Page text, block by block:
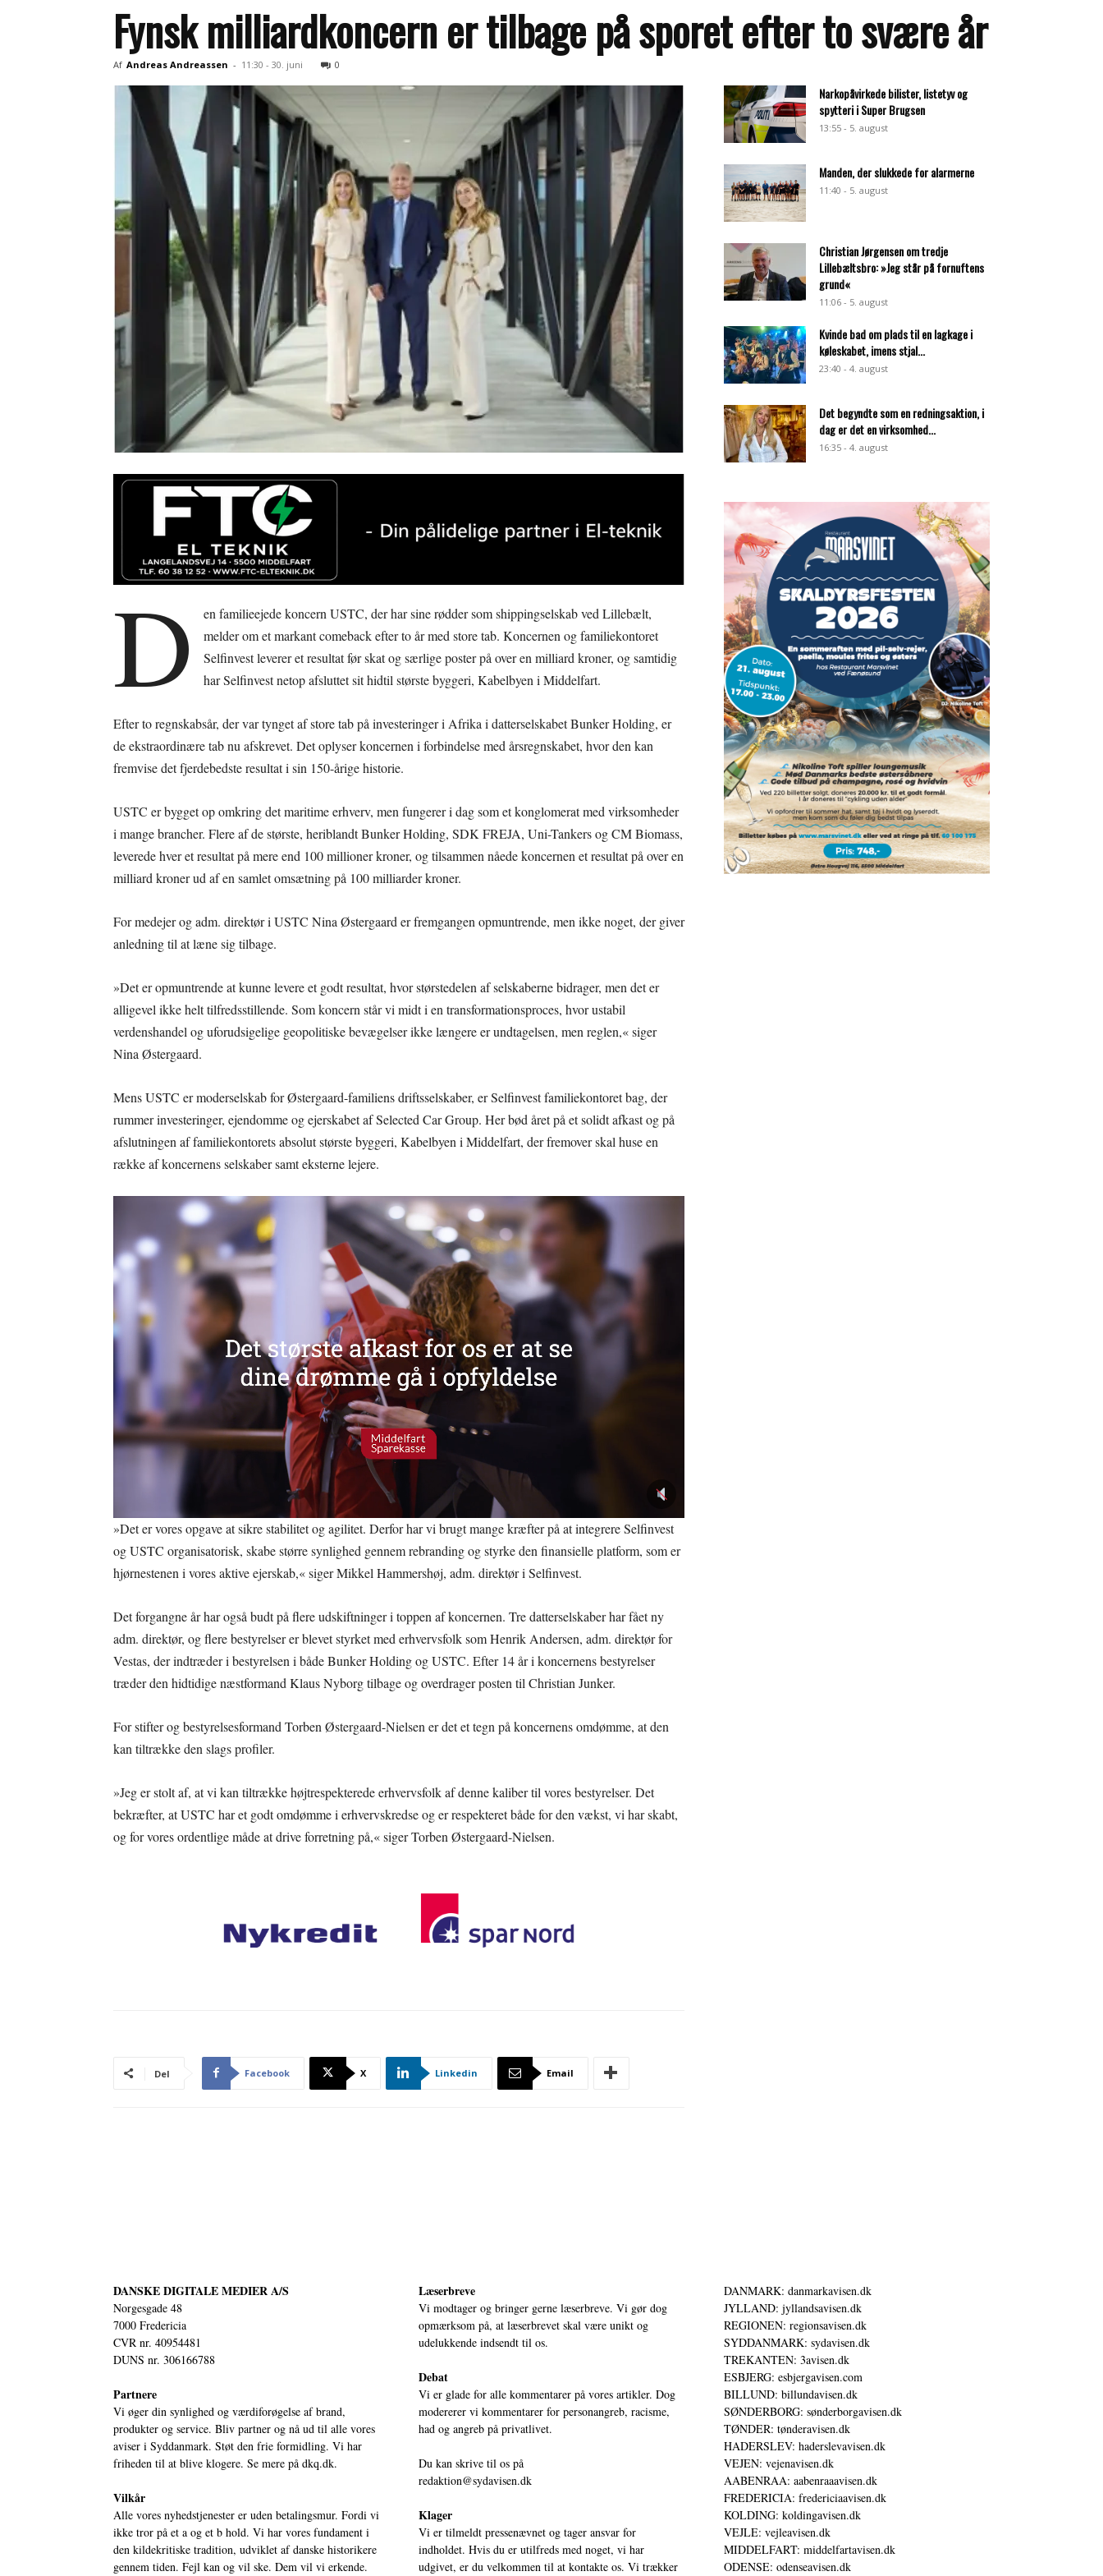
Fynsk milliardkoncern er tilbage på sporet efter to svære år
Af Andreas Andreassen - 11:30 - 30. juni 0
D
en familieejede koncern USTC, der har sine rødder som shippingselskab ved Lillebælt,
melder om et markant comeback efter to år med store tab. Koncernen og familiekontoret
Selfinvest leverer et resultat før skat og særlige poster på over en milliard kroner, og samtidig
har Selfinvest netop afsluttet sit hidtil største byggeri, Kabelbyen i Middelfart.
Efter to regnskabsår, der var tynget af store tab på investeringer i Afrika i datterselskabet Bunker Holding, er
de ekstraordinære tab nu afskrevet. Det oplyser koncernen i forbindelse med årsregnskabet, hvor den kan
fremvise det fjerdebedste resultat i sin 150-årige historie.
USTC er bygget op omkring det maritime erhverv, men fungerer i dag som et konglomerat med virksomheder
i mange brancher. Flere af de største, heriblandt Bunker Holding, SDK FREJA, Uni-Tankers og CM Biomass,
leverede hver et resultat på mere end 100 millioner kroner, og tilsammen nåede koncernen et resultat på over en
milliard kroner ud af en samlet omsætning på 100 milliarder kroner.
For medejer og adm. direktør i USTC Nina Østergaard er fremgangen opmuntrende, men ikke noget, der giver
anledning til at læne sig tilbage.
»Det er opmuntrende at kunne levere et godt resultat, hvor størstedelen af selskaberne bidrager, men det er
alligevel ikke helt tilfredsstillende. Som koncern står vi midt i en transformationsproces, hvor ustabil
verdenshandel og uforudsigelige geopolitiske bevægelser ikke længere er undtagelsen, men reglen,« siger
Nina Østergaard.
Mens USTC er moderselskab for Østergaard-familiens driftsselskaber, er Selfinvest familiekontoret bag, der
rummer investeringer, ejendomme og ejerskabet af Selected Car Group. Her bød året på et solidt afkast og på
afslutningen af familiekontorets absolut største byggeri, Kabelbyen i Middelfart, der fremover skal huse en
række af koncernens selskaber samt eksterne lejere.
»Det er vores opgave at sikre stabilitet og agilitet. Derfor har vi brugt mange kræfter på at integrere Selfinvest
og USTC organisatorisk, skabe større synlighed gennem rebranding og styrke den finansielle platform, som er
hjørnestenen i vores aktive ejerskab,« siger Mikkel Hammershøj, adm. direktør i Selfinvest.
Det forgangne år har også budt på flere udskiftninger i toppen af koncernen. Tre datterselskaber har fået ny
adm. direktør, og flere bestyrelser er blevet styrket med erhvervsfolk som Henrik Andersen, adm. direktør for
Vestas, der indtræder i bestyrelsen i både Bunker Holding og USTC. Efter 14 år i koncernens bestyrelser
træder den hidtidige næstformand Klaus Nyborg tilbage og overdrager posten til Christian Junker.
For stifter og bestyrelsesformand Torben Østergaard-Nielsen er det et tegn på koncernens omdømme, at den
kan tiltrække den slags profiler.
»Jeg er stolt af, at vi kan tiltrække højtrespekterede erhvervsfolk af denne kaliber til vores bestyrelser. Det
bekræfter, at USTC har et godt omdømme i erhvervskredse og er respekteret både for den vækst, vi har skabt,
og for vores ordentlige måde at drive forretning på,« siger Torben Østergaard-Nielsen.
Del Facebook X Linkedin Email
Narkopåvirkede bilister, listetyv og
spytteri i Super Brugsen
13:55 - 5. august
Manden, der slukkede for alarmerne
11:40 - 5. august
Christian Jørgensen om tredje
Lillebæltsbro: »Jeg står på fornuftens
grund«
11:06 - 5. august
Kvinde bad om plads til en lagkage i
køleskabet, imens stjal...
23:40 - 4. august
Det begyndte som en redningsaktion, i
dag er det en virksomhed...
16:35 - 4. august
DANSKE DIGITALE MEDIER A/S
Norgesgade 48
7000 Fredericia
CVR nr. 40954481
DUNS nr. 306166788
Partnere
Vi øger din synlighed og værdiforøgelse af brand,
produkter og service. Bliv partner og nå ud til alle vores
aviser i Syddanmark. Støt den frie formidling. Vi har
friheden til at blive klogere. Se mere på dkq.dk.
Vilkår
Alle vores nyhedstjenester er uden betalingsmur. Fordi vi
ikke tror på et a og et b hold. Vi har vores fundament i
den kildekritiske tradition, udviklet af danske historikere
gennem tiden. Fejl kan og vil ske. Dem vil vi erkende.
Læserbreve
Vi modtager og bringer gerne læserbreve. Vi gør dog
opmærksom på, at læserbrevet skal være unikt og
udelukkende indsendt til os.
Debat
Vi er glade for alle kommentarer på vores artikler. Dog
modererer vi kommentarer for personangreb, racisme,
had og angreb på privatlivet.
Du kan skrive til os på
redaktion@sydavisen.dk
Klager
Vi er tilmeldt pressenævnet og tager ansvar for
indholdet. Hvis du er utilfreds med noget, vi har
udgivet, er du velkommen til at kontakte os. Vi trækker
DANMARK: danmarkavisen.dk
JYLLAND: jyllandsavisen.dk
REGIONEN: regionsavisen.dk
SYDDANMARK: sydavisen.dk
TREKANTEN: 3avisen.dk
ESBJERG: esbjergavisen.com
BILLUND: billundavisen.dk
SØNDERBORG: sønderborgavisen.dk
TØNDER: tønderavisen.dk
HADERSLEV: haderslevavisen.dk
VEJEN: vejenavisen.dk
AABENRAA: aabenraaavisen.dk
FREDERICIA: fredericiaavisen.dk
KOLDING: koldingavisen.dk
VEJLE: vejleavisen.dk
MIDDELFART: middelfartavisen.dk
ODENSE: odenseavisen.dk